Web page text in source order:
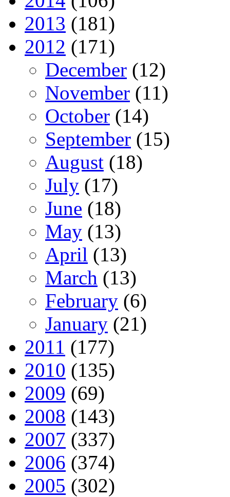
2013 (181)
2012 (171)
December (12)
November (11)
October (14)
September (15)
August (18)
July (17)
June (18)
May (13)
April (13)
March (13)
February (6)
January (21)
2011 (177)
2010 (135)
2009 (69)
2008 (143)
2007 (337)
2006 (374)
2005 (302)